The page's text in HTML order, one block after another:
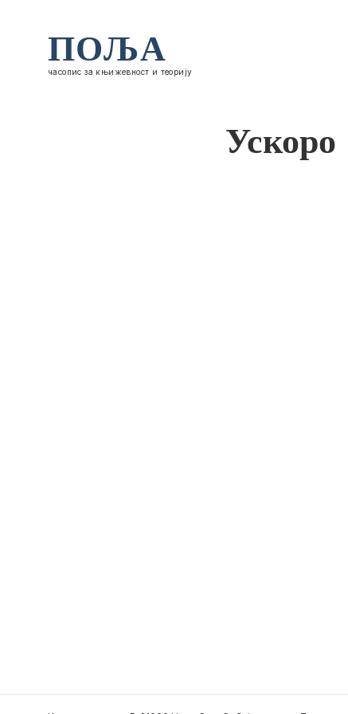
ПОЉА
часопис за књижевност и теорију
Ускоро